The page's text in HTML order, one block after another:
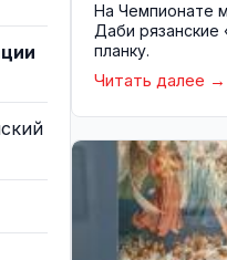
На Чемпионате
Даби
планку.
Читать далее